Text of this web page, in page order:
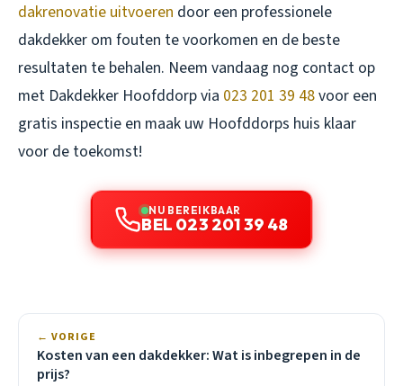
dakrenovatie uitvoeren door een professionele
dakdekker om fouten te voorkomen en de beste
resultaten te behalen. Neem vandaag nog contact op
met Dakdekker Hoofddorp via 023 201 39 48voor een
gratis inspectie en maak uw Hoofddorps huis klaar
voor de toekomst!
NU BEREIKBAAR
BEL 023 201 39 48
← VORIGE
Kosten van een dakdekker: Wat is inbegrepen in de
prijs?